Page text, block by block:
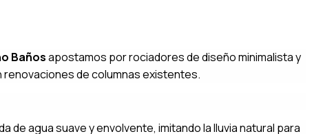
Bañosapostamos por rociadores de diseño minimalista y
de columnas existentes.
agua suave y envolvente, imitando la lluvia natural para